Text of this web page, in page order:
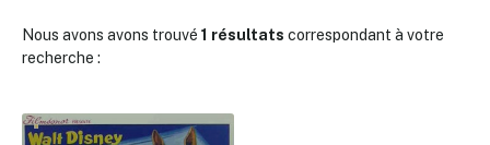
Nous avons avons trouvé 1 résultats correspondant à votre
recherche :